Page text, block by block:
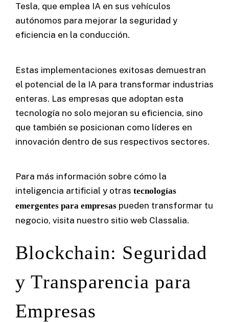
Tesla, que emplea IA en sus vehículos
autónomos para mejorar la seguridad y
eficiencia en la conducción.
Estas implementaciones exitosas demuestran
el potencial de la IA para transformar industrias
enteras. Las empresas que adoptan esta
tecnología no solo mejoran su eficiencia, sino
que también se posicionan como líderes en
innovación dentro de sus respectivos sectores.
Para más información sobre cómo la
inteligencia artificial y otras tecnologías
emergentes para empresas pueden transformar tu
negocio, visita nuestro sitio web Classalia.
Blockchain: Seguridad
y Transparencia para
Empresas